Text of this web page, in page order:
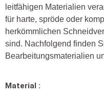
leitfähigen Materialien
für harte, spröde oder
herkömmlichen
sind. Nachfolgend finden
Bearbeitungsmaterialien
Material :